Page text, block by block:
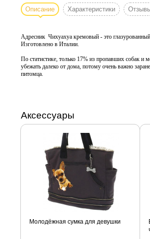
Описание Характеристики
Адресник Чихуахуа кремовый - это
Изготовлено в Италии.
По статистике, только 17% из пропавших собак и
убежать далеко от дома, потому очень важно
питомца.
Аксессуары
Молодёжная сумка для девушки